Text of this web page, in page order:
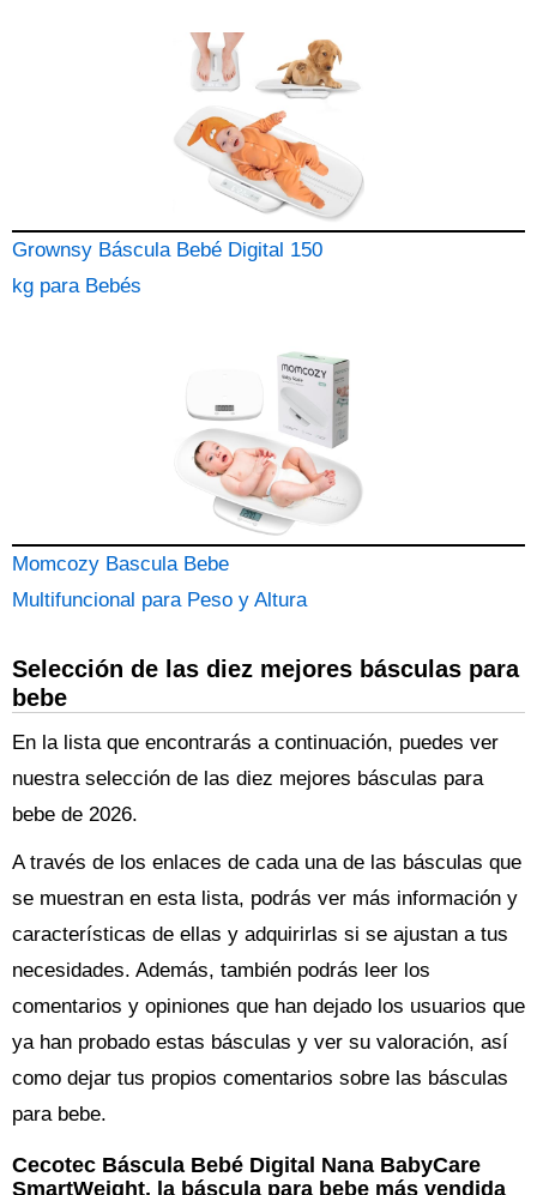
Grownsy Báscula Bebé Digital 150
kg para Bebés
Momcozy Bascula Bebe
Multifuncional para Peso y Altura
Selección de las diez mejores básculas para
bebe
En la lista que encontrarás a continuación, puedes ver
nuestra selección de las diez mejores básculas para
bebe de 2026.
A través de los enlaces de cada una de las básculas que
se muestran en esta lista, podrás ver más información y
características de ellas y adquirirlas si se ajustan a tus
necesidades. Además, también podrás leer los
comentarios y opiniones que han dejado los usuarios que
ya han probado estas básculas y ver su valoración, así
como dejar tus propios comentarios sobre las básculas
para bebe.
Cecotec Báscula Bebé Digital Nana BabyCare
SmartWeight, la báscula para bebe más vendida